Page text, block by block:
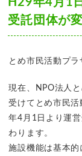
H29年4月1
受託団体が
とめ市民活動プラ
現在、NPO法人
受けてとめ市民
年4月1日より運
わります。
施設機能は基本的